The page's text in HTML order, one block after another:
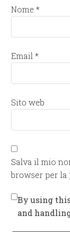
Nome*
Email*
Sito web
Salva il mio
browser per la
By using
and